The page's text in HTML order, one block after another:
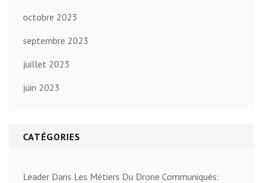
octobre 2023
septembre 2023
juillet 2023
juin 2023
CATÉGORIES
Leader Dans Les Métiers Du Drone Communiqués: